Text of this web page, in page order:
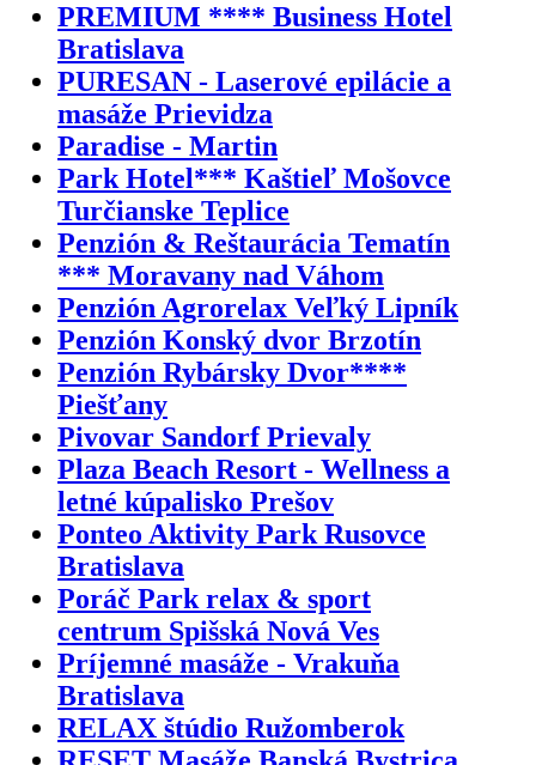
PREMIUM **** Business Hotel
Bratislava
PURESAN - Laserové epilácie a
masáže Prievidza
Paradise - Martin
Park Hotel*** Kaštieľ Mošovce
Turčianske Teplice
Penzión & Reštaurácia Tematín
*** Moravany nad Váhom
Penzión Agrorelax Veľký Lipník
Penzión Konský dvor Brzotín
Penzión Rybársky Dvor****
Piešťany
Pivovar Sandorf Prievaly
Plaza Beach Resort - Wellness a
letné kúpalisko Prešov
Ponteo Aktivity Park Rusovce
Bratislava
Poráč Park relax & sport
centrum Spišská Nová Ves
Príjemné masáže - Vrakuňa
Bratislava
RELAX štúdio Ružomberok